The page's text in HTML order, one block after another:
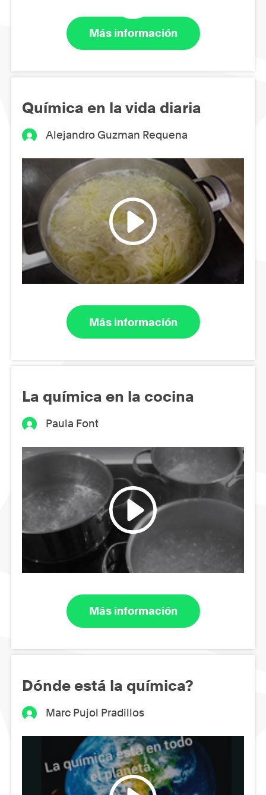
Más información
Química en la vida diaria
Alejandro Guzman Requena
Más información
La química en la cocina
Paula Font
Más información
Dónde está la química?
Marc Pujol Pradillos